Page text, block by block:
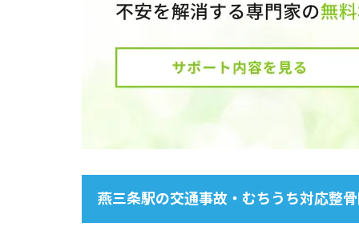
燕三条駅の交通事故・むちうち対応整